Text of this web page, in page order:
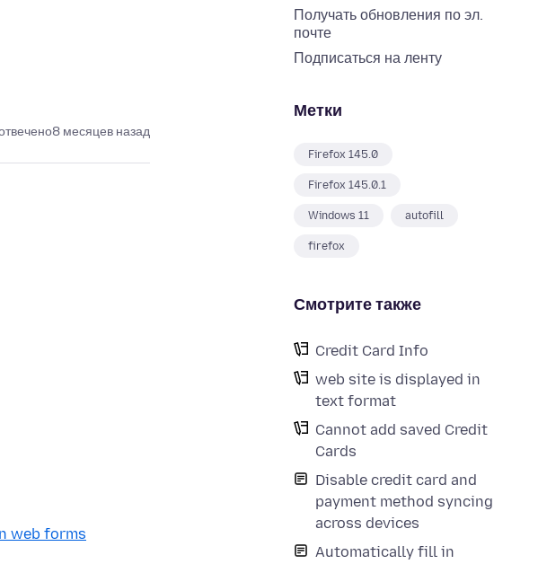
Получать обновления по эл.
почте
Подписаться на ленту
Метки
Firefox 145.0
Firefox 145.0.1
Windows 11 autofill
firefox
Смотрите также
Credit Card Info
web site is displayed in
text format
Cannot add saved Credit
Cards
Disable credit card and
payment method syncing
across devices
Automatically fill in
8 месяцев назад
web forms